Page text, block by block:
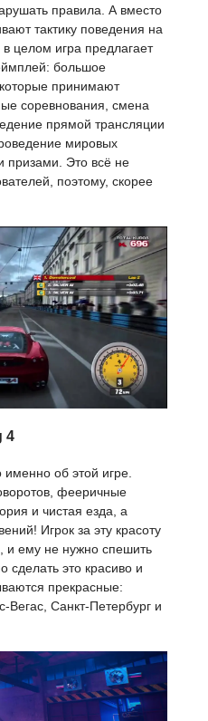
правила. А вместо
тактику поведения на
целом игра предлагает
большое
принимают
соревнования, смена
прямой трансляции
мировых
призами. Это всё не
поэтому, скорее
4
об этой игре.
фееричные
и чистая езда, а
Игрок за эту красоту
и ему не нужно спешить
сделать это красиво и
прекрасные:
Санкт-Петербург и